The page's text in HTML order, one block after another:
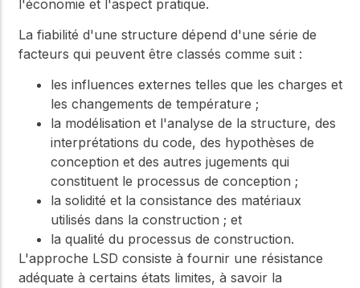
l'économie et l'aspect pratique.
La fiabilité d'une structure dépend d'une série de
facteurs qui peuvent être classés comme suit :
les influences externes telles que les charges et
les changements de température ;
la modélisation et l'analyse de la structure, des
interprétations du code, des hypothèses de
conception et des autres jugements qui
constituent le processus de conception ;
la solidité et la consistance des matériaux
utilisés dans la construction ; et
la qualité du processus de construction.
L'approche LSD consiste à fournir une résistance
adéquate à certains états limites, à savoir la